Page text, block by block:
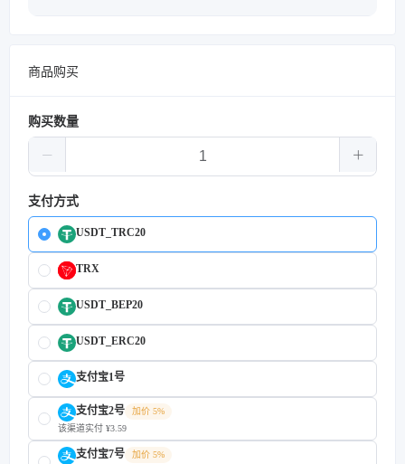
商品购买
购买数量
支付方式
USDT_TRC20
TRX
USDT_BEP20
USDT_ERC20
支付宝1号
支付宝2号
加价 5%
该渠道实付 ¥3.59
支付宝7号
加价 5%